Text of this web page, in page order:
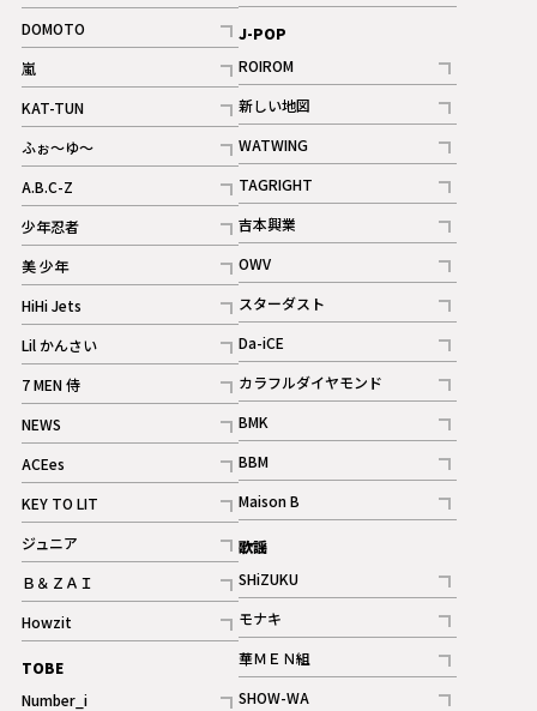
記事
DOMOTO
記事
嵐
記事
KAT-TUN
記事
ふぉ～ゆ～
記事
A.B.C-Z
記事
ギャラリー
少年忍者
記事
美 少年
記事
HiHi Jets
記事
Lil かんさい
記事
7 MEN 侍
記事
NEWS
記事
ACEes
記事
KEY TO LIT
記事
ジュニア
記事
Ｂ＆ＺＡＩ
記事
Howzit
記事
TOBE
Number_i
記事
J-POP
ROIROM
記事
新しい地図
記事
WATWING
記事
TAGRIGHT
記事
吉本興業
記事
OWV
記事
ギャラリー
スターダスト
記事
Da-iCE
記事
カラフルダイヤモンド
記事
BMK
記事
BBM
記事
ギャラリー
Maison B
記事
歌謡
SHiZUKU
記事
モナキ
記事
華ＭＥＮ組
記事
SHOW-WA